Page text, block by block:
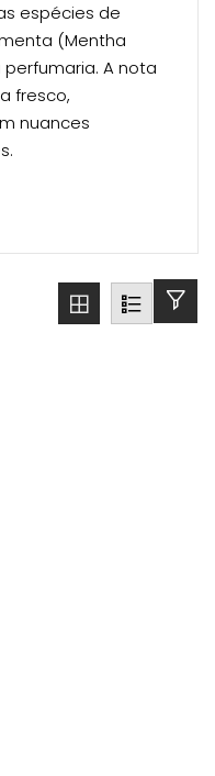
espécies de
(Mentha
A nota
fresco,
nuances